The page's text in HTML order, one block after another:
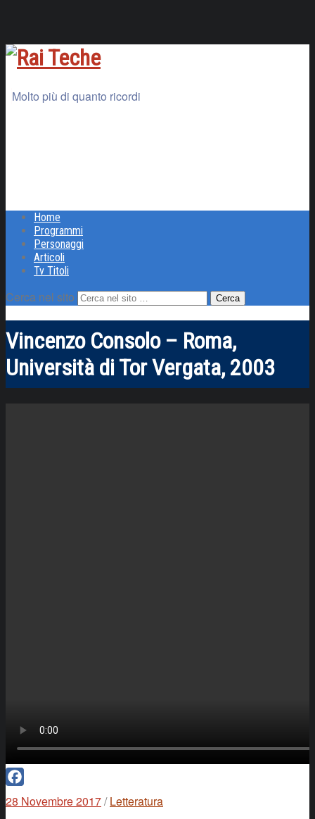
Molto più di quanto ricordi
Home
Programmi
Personaggi
Articoli
Tv Titoli
Cerca nel sito
Vincenzo Consolo – Roma,
Università di Tor Vergata, 2003
Facebook
28 Novembre 2017/ Letteratura